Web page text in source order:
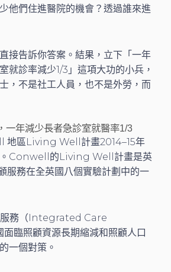
他們住進醫院的機會？透過誰來進
接告訴你答案。結果，立下「一年
就診率減少1/3」這項大功的小兵，
，不是社工人員，也不是外勞，而
一年減少長者急診室就醫率1/3
地區Living Well計畫2014–15年
。Conwell的Living Well計畫是英
服務在全英國八個實驗計劃中的一
務（Integrated Care
臨照顧資源長期縮減和照顧人口
一個對策。